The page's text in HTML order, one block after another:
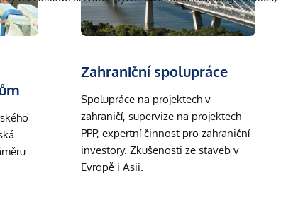
Zahraniční spolupráce
Spolupráce na projektech v
zahraničí, supervize na projektech
PPP, expertní činnost pro zahraniční
investory. Zkušenosti ze staveb v
Evropě i Asii.